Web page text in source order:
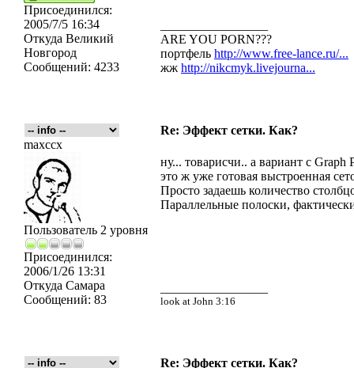
Присоединился:
2005/7/5 16:34
Откуда Великий
Новгород
Сообщений: 4233
ARE YOU PORN???
портфель http://www.free-lance.ru/...
жж http://nikcmyk.livejourna...
Re: Эффект сетки. Как?
maxccx
Пользователь 2 уровня
Присоединился:
2006/1/26 13:31
Откуда Самара
Сообщений: 83
ну... товарисчи.. а вариант с Graph
это ж уже готовая выстроенная
Просто задаешь количество
Параллельные полоски,
look at John 3:16
Re: Эффект сетки. Как?